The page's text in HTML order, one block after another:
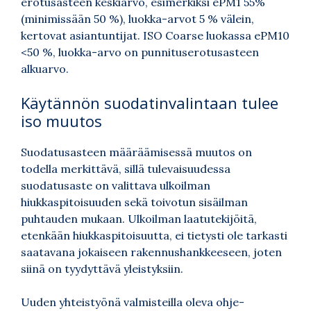
(minimissään 50 %), luokka-arvot 5 % välein,
kertovat asiantuntijat. ISO Coarse luokassa ePM10
<50 %, luokka-arvo on punnituserotusasteen
alkuarvo.
Käytännön suodatinvalintaan tulee
iso muutos
Suodatusasteen määräämisessä muutos on
todella merkittävä, sillä tulevaisuudessa
suodatusaste on valittava ulkoilman
hiukkaspitoisuuden sekä toivotun sisäilman
puhtauden mukaan. Ulkoilman laatutekijöitä,
etenkään hiukkaspitoisuutta, ei tietysti ole tarkasti
saatavana jokaiseen rakennushankkeeseen, joten
siinä on tyydyttävä yleistyksiin.
Uuden yhteistyönä valmisteilla oleva ohje-